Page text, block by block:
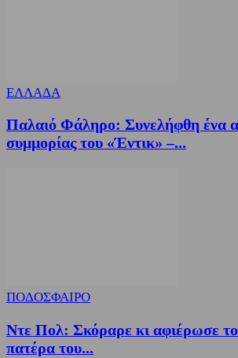
ΕΛΛΑΔΑ
Παλαιό Φάληρο: Συνελήφθη ένα
συμμορίας του «Έντικ» –...
ΠΟΔΟΣΦΑΙΡΟ
Ντε Πολ: Σκόραρε κι αφιέρωσε το
πατέρα του...